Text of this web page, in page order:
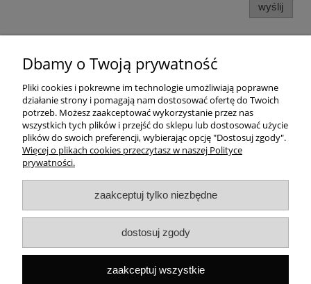
wyślij
Pomoc
Dostawa
Moje konto
O firmie
Rekomendowane strony
Szybki kontakt
Dbamy o Twoją prywatność
Pliki cookies i pokrewne im technologie umożliwiają poprawne
działanie strony i pomagają nam dostosować ofertę do Twoich
potrzeb. Możesz zaakceptować wykorzystanie przez nas
wszystkich tych plików i przejść do sklepu lub dostosować użycie
plików do swoich preferencji, wybierając opcję "Dostosuj zgody".
Więcej o plikach cookies przeczytasz w naszej Polityce
prywatności.
zaakceptuj tylko niezbędne
dostosuj zgody
zaakceptuj wszystkie